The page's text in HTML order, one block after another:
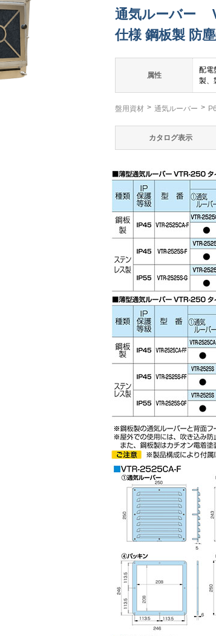
通気ルーバー
仕様 鋼板製 防
属性
配電
製、
盤用資材 通気ルーバー
カタログ表示